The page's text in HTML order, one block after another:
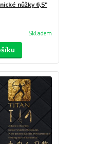
nůžky 6,5"
Skladem